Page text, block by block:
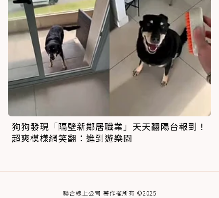
狗狗發現「隔壁新鄰居職業」天天翻陽台報到！
超爽模樣網笑翻：進到遊樂園
聯合線上公司 著作權所有 ©2025